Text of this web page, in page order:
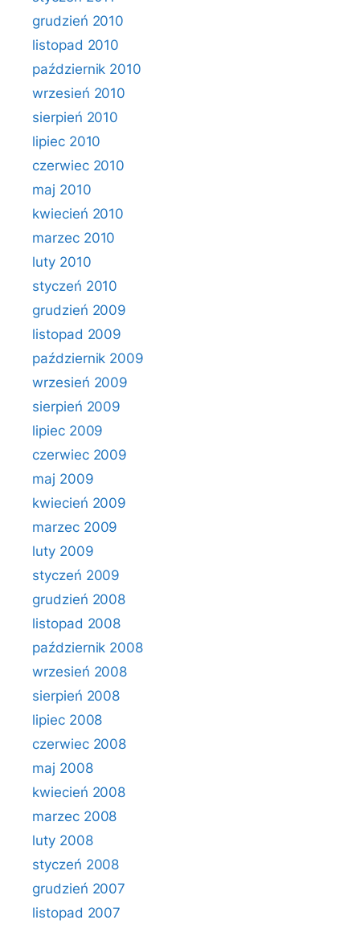
grudzień 2010
listopad 2010
październik 2010
wrzesień 2010
sierpień 2010
lipiec 2010
czerwiec 2010
maj 2010
kwiecień 2010
marzec 2010
luty 2010
styczeń 2010
grudzień 2009
listopad 2009
październik 2009
wrzesień 2009
sierpień 2009
lipiec 2009
czerwiec 2009
maj 2009
kwiecień 2009
marzec 2009
luty 2009
styczeń 2009
grudzień 2008
listopad 2008
październik 2008
wrzesień 2008
sierpień 2008
lipiec 2008
czerwiec 2008
maj 2008
kwiecień 2008
marzec 2008
luty 2008
styczeń 2008
grudzień 2007
listopad 2007